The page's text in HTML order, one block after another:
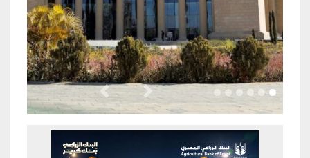
Previous Next